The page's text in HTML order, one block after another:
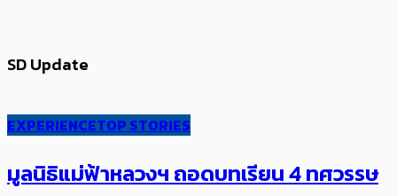
SD Update
EXPERIENCETOP STORIES
มูลนิธิแม่ฟ้าหลวงฯ ถอดบทเรียน 4 ทศวรรษ